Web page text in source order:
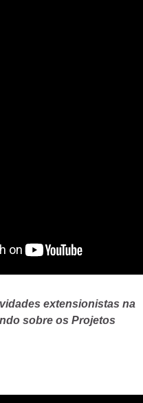
extensionistas na
sobre os Projetos